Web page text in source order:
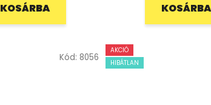
KOSÁRBA KOSÁRBA
Kód: 8056
AKCIÓ
HIBÁTLAN